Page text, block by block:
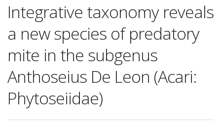
Integrative taxonomy reveals
a new species of predatory
mite in the subgenus
Anthoseius De Leon (Acari:
Phytoseiidae)